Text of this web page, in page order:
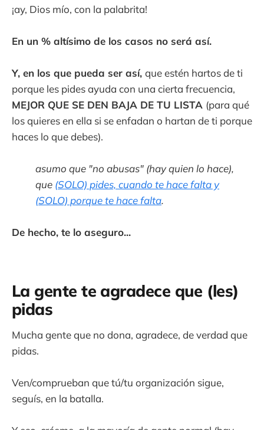
¡ay, Dios mío, con la palabrita!
En un % altísimo de los casos no será así.
Y, en los que pueda ser así, que estén hartos de ti
porque les pides ayuda con una cierta frecuencia,
MEJOR QUE SE DEN BAJA DE TU LISTA (para qué
los quieres en ella si se enfadan o hartan de ti porque
haces lo que debes).
asumo que "no abusas" (hay quien lo hace),
que (SOLO) pides, cuando te hace falta y
(SOLO) porque te hace falta.
De hecho, te lo aseguro...
La gente te agradece que (les)
pidas
Mucha gente que no dona, agradece, de verdad que
pidas.
Ven/comprueban que tú/tu organización sigue,
seguís, en la batalla.